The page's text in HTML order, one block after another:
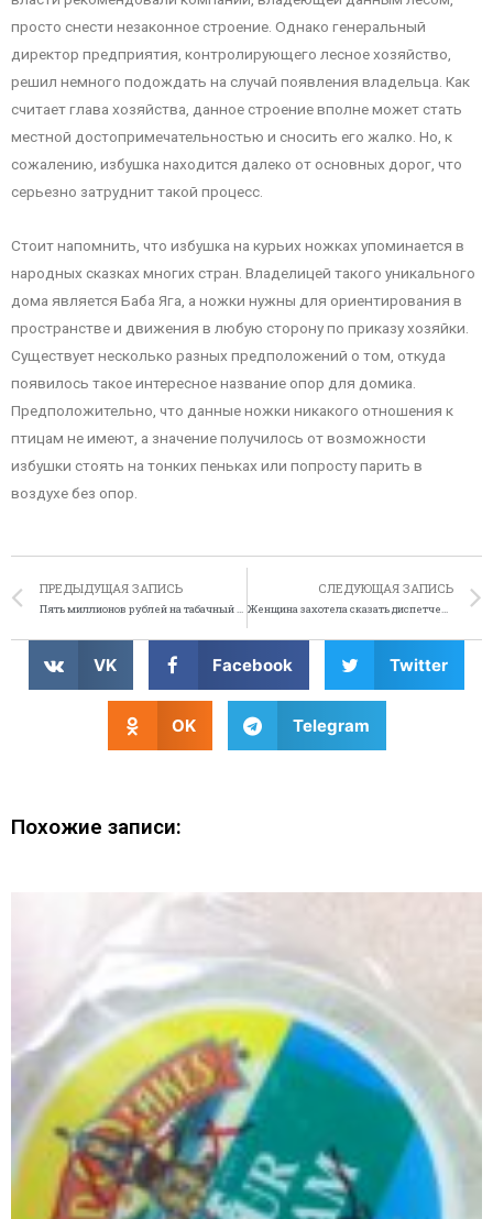
просто снести незаконное строение. Однако генеральный
директор предприятия, контролирующего лесное хозяйство,
решил немного подождать на случай появления владельца. Как
считает глава хозяйства, данное строение вполне может стать
местной достопримечательностью и сносить его жалко. Но, к
сожалению, избушка находится далеко от основных дорог, что
серьезно затруднит такой процесс.
Стоит напомнить, что избушка на курьих ножках упоминается в
народных сказках многих стран. Владелицей такого уникального
дома является Баба Яга, а ножки нужны для ориентирования в
пространстве и движения в любую сторону по приказу хозяйки.
Существует несколько разных предположений о том, откуда
появилось такое интересное название опор для домика.
Предположительно, что данные ножки никакого отношения к
птицам не имеют, а значение получилось от возможности
избушки стоять на тонких пеньках или попросту парить в
воздухе без опор.
ПРЕДЫДУЩАЯ ЗАПИСЬ
Пять миллионов рублей на табачный дым для депутатов-курильщиков
СЛЕДУЮЩАЯ ЗАПИСЬ
Женщина захотела сказать диспетчеру службы 911 «привет»
VK Facebook Twitter
OK Telegram
Похожие записи: